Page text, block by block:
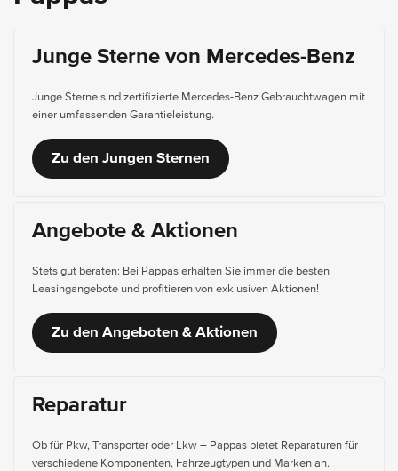
Junge Sterne von Mercedes-Benz
Junge Sterne sind zertifizierte Mercedes-Benz Gebrauchtwagen mit
einer umfassenden Garantieleistung.
Zu den Jungen Sternen
Angebote & Aktionen
Stets gut beraten: Bei Pappas erhalten Sie immer die besten
Leasingangebote und profitieren von exklusiven Aktionen!
Zu den Angeboten & Aktionen
Reparatur
Ob für Pkw, Transporter oder Lkw – Pappas bietet Reparaturen für
verschiedene Komponenten, Fahrzeugtypen und Marken an.